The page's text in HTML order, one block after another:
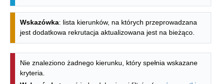
Wskazówka: lista kierunków, na których przeprowadzana
jest dodatkowa rekrutacja aktualizowana jest na bieżąco.
Nie znaleziono żadnego kierunku, który spełnia wskazane
kryteria.